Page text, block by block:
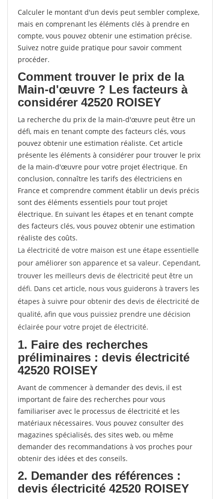
Calculer le montant d'un devis peut sembler complexe,
mais en comprenant les éléments clés à prendre en
compte, vous pouvez obtenir une estimation précise.
Suivez notre guide pratique pour savoir comment
procéder.
Comment trouver le prix de la
Main-d'œuvre ? Les facteurs à
considérer 42520 ROISEY
La recherche du prix de la main-d'œuvre peut être un
défi, mais en tenant compte des facteurs clés, vous
pouvez obtenir une estimation réaliste. Cet article
présente les éléments à considérer pour trouver le prix
de la main-d'œuvre pour votre projet électrique. En
conclusion, connaître les tarifs des électriciens en
France et comprendre comment établir un devis précis
sont des éléments essentiels pour tout projet
électrique. En suivant les étapes et en tenant compte
des facteurs clés, vous pouvez obtenir une estimation
réaliste des coûts.
La électricité de votre maison est une étape essentielle
pour améliorer son apparence et sa valeur. Cependant,
trouver les meilleurs devis de électricité peut être un
défi. Dans cet article, nous vous guiderons à travers les
étapes à suivre pour obtenir des devis de électricité de
qualité, afin que vous puissiez prendre une décision
éclairée pour votre projet de électricité.
1. Faire des recherches
préliminaires : devis électricité
42520 ROISEY
Avant de commencer à demander des devis, il est
important de faire des recherches pour vous
familiariser avec le processus de électricité et les
matériaux nécessaires. Vous pouvez consulter des
magazines spécialisés, des sites web, ou même
demander des recommandations à vos proches pour
obtenir des idées et des conseils.
2. Demander des références :
devis électricité 42520 ROISEY